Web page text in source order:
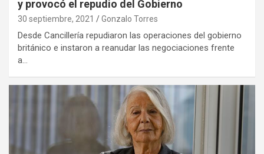
y provocó el repudio del Gobierno
30 septiembre, 2021 Gonzalo Torres
Desde Cancillería repudiaron las operaciones del gobierno
británico e instaron a reanudar las negociaciones frente
a…